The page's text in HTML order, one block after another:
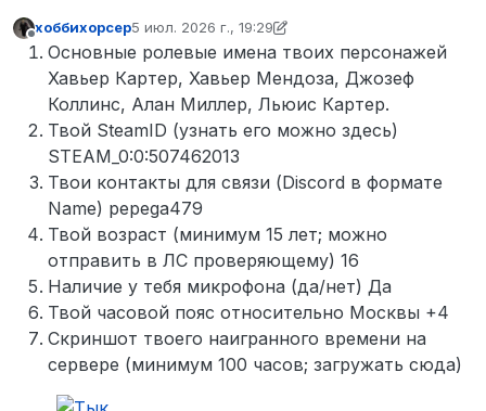
Не в сети
хоббихорсер5 июл. 2026 г., 19:29
отредактировано хоббихорсер
Основные ролевые имена твоих персонажей
Хавьер Картер, Хавьер Мендоза, Джозеф
Коллинс, Алан Миллер, Льюис Картер.
Твой SteamID (узнать его можно здесь)
STEAM_0:0:507462013
Твои контакты для связи (Discord в формате
Name) pepega479
Твой возраст (минимум 15 лет; можно
отправить в ЛС проверяющему) 16
Наличие у тебя микрофона (да/нет) Да
Твой часовой пояс относительно Москвы +4
Скриншот твоего наигранного времени на
сервере (минимум 100 часов; загружать сюда)